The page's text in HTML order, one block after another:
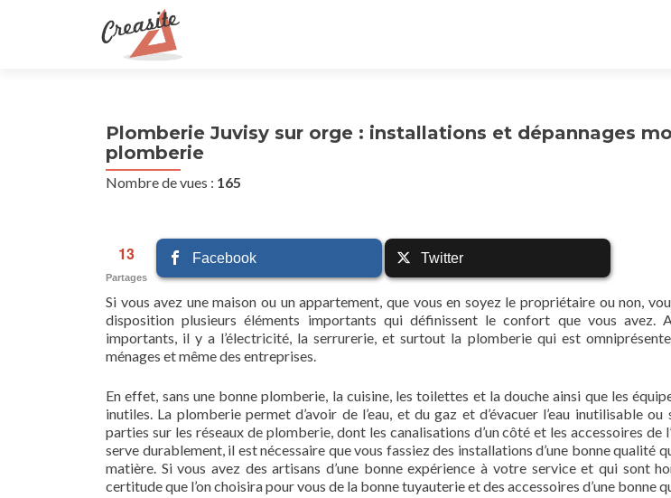
Plomberie Juvisy sur orge : installations et dépannages
plomberie
Nombre de vues : 165
13
Partages
Facebook Twitter
Si vous avez une maison ou un appartement, que vous en soyez le propriétaire ou non,
disposition plusieurs éléments importants qui définissent le confort que vous avez.
importants, il y a l’électricité, la serrurerie, et surtout la plomberie qui est
ménages et même des entreprises.
En effet, sans une bonne plomberie, la cuisine, les toilettes et la douche ainsi que les
inutiles. La plomberie permet d’avoir de l’eau, et du gaz et d’évacuer l’eau inutilisable
parties sur les réseaux de plomberie, dont les canalisations d’un côté et les accessoires de
serve durablement, il est nécessaire que vous fassiez des installations d’une bonne qualité
matière. Si vous avez des artisans d’une bonne expérience à votre service et qui sont
certitude que l’on choisira pour vous de la bonne tuyauterie et des accessoires d’une bonne